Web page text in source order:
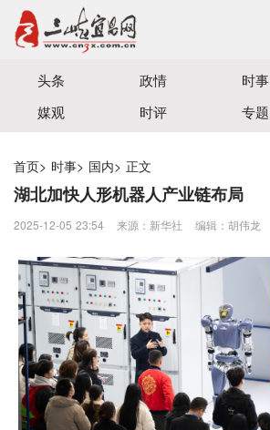
宜昌三峡融媒体中心主办
头条 政情 时事
媒观
时评 专题
首页> 时事> 国内> 正文
湖北加快人形机器人产业链布局
2025-12-05 23:54 来源：​新华社 编辑：胡伟龙